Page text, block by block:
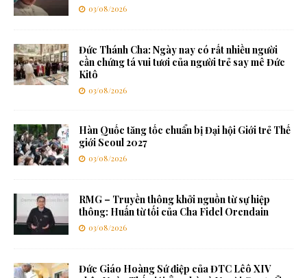
03/08/2026
Đức Thánh Cha: Ngày nay có rất nhiều người
cần chứng tá vui tươi của người trẻ say mê Đức
Kitô
03/08/2026
Hàn Quốc tăng tốc chuẩn bị Đại hội Giới trẻ Thế
giới Seoul 2027
03/08/2026
RMG – Truyền thông khởi nguồn từ sự hiệp
thông: Huấn từ tối của Cha Fidel Orendain
03/08/2026
Đức Giáo Hoàng Sứ điệp của ĐTC Lêô XIV